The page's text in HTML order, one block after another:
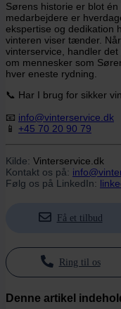
Sørens historie er blot
medarbejdere er
ekspertise og dedikation
vinteren viser tænder.
vinterservice, handler
om mennesker som
hver eneste rydning.
📞 Har I brug for sikker
📧 info@vinterservice.dk
📱 +45 70 20 90 79
Kilde: Vinterservice.dk
Kontakt os på:
Følg os på LinkedIn:
Få et tilbud
Ring til os
Denne artikel